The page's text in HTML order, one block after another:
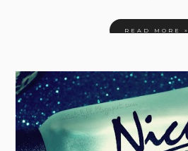
READ MORE »